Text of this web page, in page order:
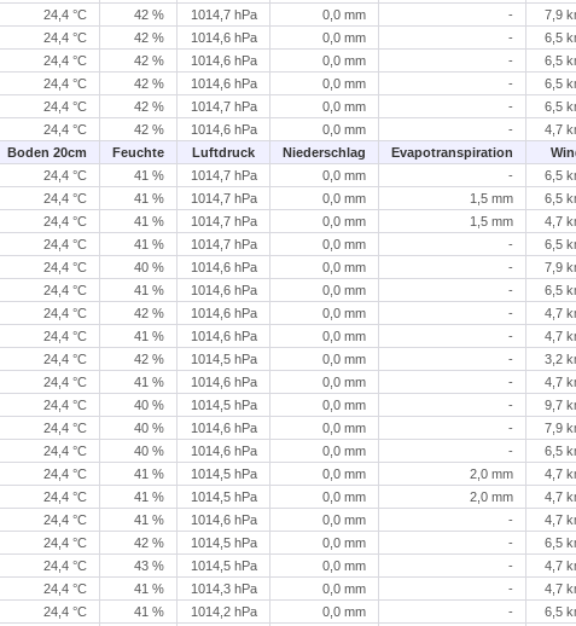
24,4 °C 42 % 1014,7 hPa 0,0 mm - 7,9
24,4 °C 42 % 1014,6 hPa 0,0 mm - 6,5
24,4 °C 42 % 1014,6 hPa 0,0 mm - 6,5
24,4 °C 42 % 1014,6 hPa 0,0 mm - 6,5
24,4 °C 42 % 1014,7 hPa 0,0 mm - 6,5
24,4 °C 42 % 1014,6 hPa 0,0 mm - 4,7
Boden 20cm Feuchte Luftdruck Niederschlag Evapotranspiration
24,4 °C 41 % 1014,7 hPa 0,0 mm - 6,5
24,4 °C 41 % 1014,7 hPa 0,0 mm 1,5 mm 6,5
24,4 °C 41 % 1014,7 hPa 0,0 mm 1,5 mm 4,7
24,4 °C 41 % 1014,7 hPa 0,0 mm - 6,5
24,4 °C 40 % 1014,6 hPa 0,0 mm - 7,9
24,4 °C 41 % 1014,6 hPa 0,0 mm - 6,5
24,4 °C 42 % 1014,6 hPa 0,0 mm - 4,7
24,4 °C 41 % 1014,6 hPa 0,0 mm - 4,7
24,4 °C 42 % 1014,5 hPa 0,0 mm - 3,2
24,4 °C 41 % 1014,6 hPa 0,0 mm - 4,7
24,4 °C 40 % 1014,5 hPa 0,0 mm - 9,7
24,4 °C 40 % 1014,6 hPa 0,0 mm - 7,9
24,4 °C 40 % 1014,6 hPa 0,0 mm - 6,5
24,4 °C 41 % 1014,5 hPa 0,0 mm 2,0 mm 4,7
24,4 °C 41 % 1014,5 hPa 0,0 mm 2,0 mm 4,7
24,4 °C 41 % 1014,6 hPa 0,0 mm - 4,7
24,4 °C 42 % 1014,5 hPa 0,0 mm - 6,5
24,4 °C 43 % 1014,5 hPa 0,0 mm - 4,7
24,4 °C 41 % 1014,3 hPa 0,0 mm - 4,7
24,4 °C 41 % 1014,2 hPa 0,0 mm - 6,5